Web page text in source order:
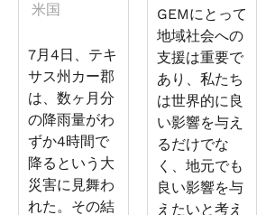
米国
7月4日、テキ
サス州カー郡
は、数ヶ月分
の降雨量がわ
ずか4時間で
降るという大
災害に見舞わ
れた。その結
GEMにとって
地域社会への
支援は重要で
あり、私たち
は世界的に良
い影響を与え
るだけでな
く、地元でも
良い影響を与
えたいと考え